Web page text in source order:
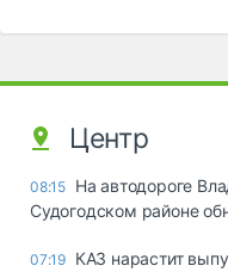
Центр
08:15 На автодороге
Судогодском районе
07:19 КАЗ нарастит